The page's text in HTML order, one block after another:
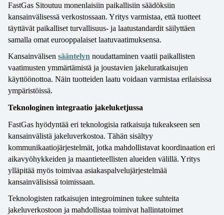
FastGas Sitoutuu monenlaisiin paikallisiin säädöksiin
kansainvälisessä verkostossaan. Yritys varmistaa, että tuotteet
täyttävät paikalliset turvallisuus- ja laatustandardit säilyttäen
samalla omat eurooppalaiset laatuvaatimuksensa.
Kansainvälisen sääntelyn noudattaminen vaatii paikallisten
vaatimusten ymmärtämistä ja joustavien jakeluratkaisujen
käyttöönottoa. Näin tuotteiden laatu voidaan varmistaa erilaisissa
ympäristöissä.
Teknologinen integraatio jakeluketjussa
FastGas hyödyntää eri teknologisia ratkaisuja tukeakseen sen
kansainvälistä jakeluverkostoa. Tähän sisältyy
kommunikaatiojärjestelmät, jotka mahdollistavat koordinaation eri
aikavyöhykkeiden ja maantieteellisten alueiden välillä. Yritys
ylläpitää myös toimivaa asiakaspalvelujärjestelmää
kansainvälisissä toimissaan.
Teknologisten ratkaisujen integroiminen tukee suhteita
jakeluverkostoon ja mahdollistaa toimivat hallintatoimet